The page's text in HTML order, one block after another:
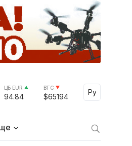
ЦБ EUR
94.84
BTC
$65194
Ру
Select